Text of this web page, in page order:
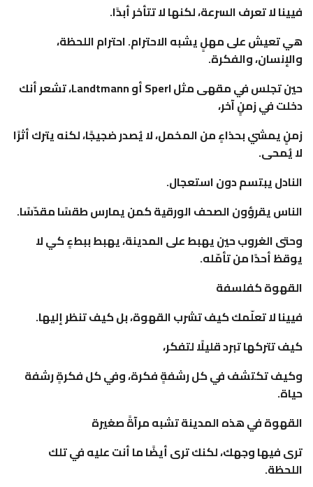
فيينا لا تعرف السرعة، لكنها لا تتأخر أبدًا.
هي تعيش على مهلٍ يشبه الاحترام. احترام اللحظة،
والإنسان، والفكرة.
حين تجلس في مقهى مثل Sperl أو Landtmann، تشعر أنك
دخلت في زمنٍ آخر،
زمنٍ يمشي بحذاءٍ من المخمل، لا يُصدر ضجيجًا، لكنه يترك أثرًا
لا يُمحى.
النادل يبتسم دون استعجال.
الناس يقرؤون الصحف الورقية كمن يمارس طقسًا مقدّسًا.
وحتى الغروب حين يهبط على المدينة، يهبط ببطءٍ كي لا
يوقظ أحدًا من تأمّله.
القهوة كفلسفة
فيينا لا تعلّمك كيف تشرب القهوة، بل كيف تنظر إليها.
كيف تتركها تبرد قليلًا لتفكر،
وكيف تكتشف في كل رشفةٍ فكرة، وفي كل فكرةٍ رشفة
حياة.
القهوة في هذه المدينة تشبه مرآةً صغيرة
ترى فيها وجهك، لكنك ترى أيضًا ما أنت عليه في تلك
اللحظة.